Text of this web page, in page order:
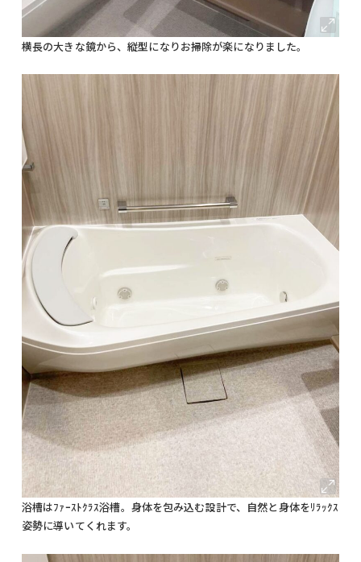
横長の大きな鏡から、縦型になりお掃除が楽になりました。
浴槽はﾌｧｰｽﾄｸﾗｽ浴槽。身体を包み込む設計で、自然と身体をﾘﾗｯｸｽ
姿勢に導いてくれます。